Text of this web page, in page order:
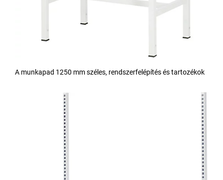
A munkapad 1250 mm széles, rendszerfelépítés és tartozékok